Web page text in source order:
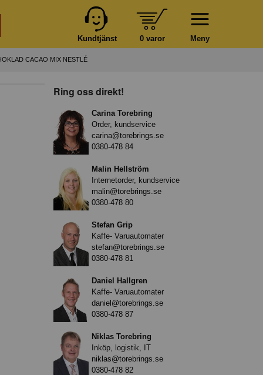
Meny
0 varor
Kundtjänst
CACAO MIX NESTLÉ
Ring oss direkt!
Carina Torebring
Order, kundservice
carina@torebrings.se
0380-478 84
Malin Hellström
Internetorder, kundservice
malin@torebrings.se
0380-478 80
Stefan Grip
Kaffe- Varuautomater
stefan@torebrings.se
0380-478 81
Daniel Hallgren
Kaffe- Varuautomater
daniel@torebrings.se
0380-478 87
Niklas Torebring
Inköp, logistik, IT
niklas@torebrings.se
0380-478 82